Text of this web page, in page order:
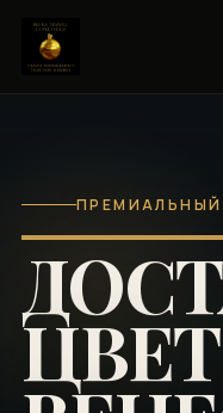
ПРЕМИАЛЬНЫЙ